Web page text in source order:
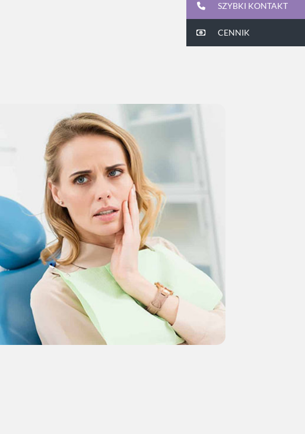
SZYBKI KONTAKT
CENNIK